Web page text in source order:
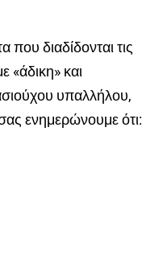
διαδίδονται τις
«άδικη» και
υπαλλήλου,
ενημερώνουμε ότι: